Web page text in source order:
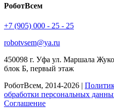
РоботВсем
+7 (905) 000 - 25 - 25
robotvsem@ya.ru
450098 г. Уфа ул. Маршала
блок Б, первый этаж
РоботВсем, 2014-2026 |
обработки персональных
Соглашение